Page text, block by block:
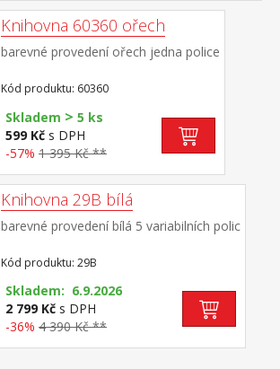
Knihovna 60360 ořech
barevné provedení ořech jedna police
Kód produktu: 60360
Skladem > 5 ks
599 Kč s DPH
-57% 1 395 Kč **
Knihovna 29B bílá
barevné provedení bílá 5 variabilních polic
Kód produktu: 29B
Skladem: 6.9.2026
2 799 Kč s DPH
-36% 4 390 Kč **